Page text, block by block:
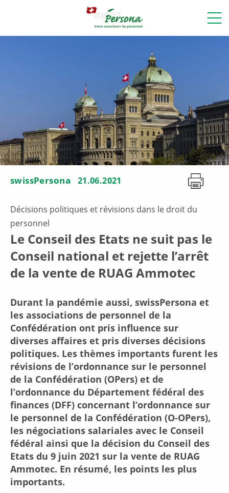
swissPersona 21.06.2021
Décisions politiques et révisions dans le droit du
personnel
Le Conseil des Etats ne suit pas le
Conseil national et rejette l’arrêt
de la vente de RUAG Ammotec
Durant la pandémie aussi, swissPersona et
les associations de personnel de la
Confédération ont pris influence sur
diverses affaires et pris diverses décisions
politiques. Les thèmes importants furent les
révisions de l’ordonnance sur le personnel
de la Confédération (OPers) et de
l’ordonnance du Département fédéral des
finances (DFF) concernant l’ordonnance sur
le personnel de la Confédération (O-OPers),
les négociations salariales avec le Conseil
fédéral ainsi que la décision du Conseil des
Etats du 9 juin 2021 sur la vente de RUAG
Ammotec. En résumé, les points les plus
importants.